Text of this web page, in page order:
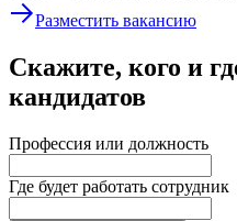
Разместить вакансию
Скажите, кого и
кандидатов
Профессия или должность
Где будет работать сотрудник